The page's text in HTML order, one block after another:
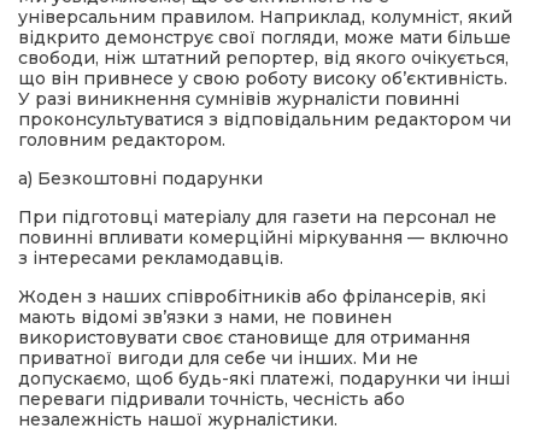
універсальним правилом. Наприклад, колумніст, який
відкрито демонструє свої погляди, може мати більше
свободи, ніж штатний репортер, від якого очікується,
що він привнесе у свою роботу високу об’єктивність.
У разі виникнення сумнівів журналісти повинні
проконсультуватися з відповідальним редактором чи
головним редактором.
а) Безкоштовні подарунки
При підготовці матеріалу для газети на персонал не
повинні впливати комерційні міркування — включно
з інтересами рекламодавців.
Жоден з наших співробітників або фрілансерів, які
мають відомі зв’язки з нами, не повинен
використовувати своє становище для отримання
приватної вигоди для себе чи інших. Ми не
допускаємо, щоб будь-які платежі, подарунки чи інші
переваги підривали точність, чесність або
незалежність нашої журналістики.